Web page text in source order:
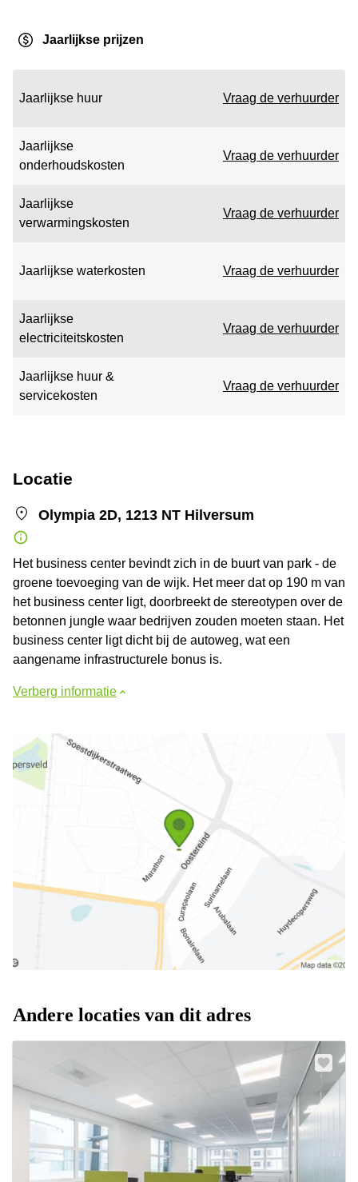
Jaarlijkse prijzen
Jaarlijkse huur Vraag de verhuurder
Jaarlijkse
onderhoudskosten
Vraag de verhuurder
Jaarlijkse
verwarmingskosten
Vraag de verhuurder
Jaarlijkse waterkosten Vraag de verhuurder
Jaarlijkse
electriciteitskosten
Vraag de verhuurder
Jaarlijkse huur &
servicekosten
Vraag de verhuurder
Locatie
Olympia 2D, 1213 NT Hilversum
Het business center bevindt zich in de buurt van park - de
groene toevoeging van de wijk. Het meer dat op 190 m van
het business center ligt, doorbreekt de stereotypen over de
betonnen jungle waar bedrijven zouden moeten staan. Het
business center ligt dicht bij de autoweg, wat een
aangename infrastructurele bonus is.
Verberg informatie
Andere locaties van dit adres